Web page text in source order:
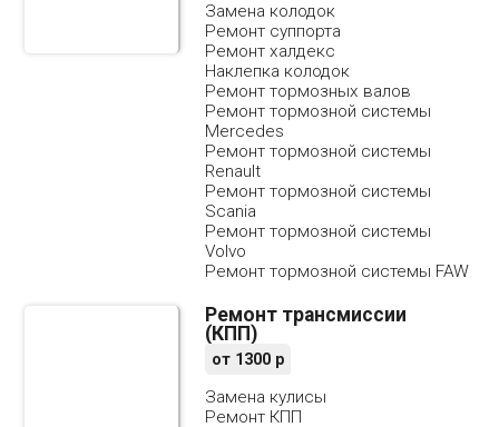
Замена колодок
Ремонт суппорта
Ремонт халдекс
Наклепка колодок
Ремонт тормозных валов
Ремонт тормозной системы
Mercedes
Ремонт тормозной системы
Renault
Ремонт тормозной системы
Scania
Ремонт тормозной системы
Volvo
Ремонт тормозной системы FAW
Ремонт трансмиссии
(КПП)
от 1300р
Замена кулисы
Ремонт КПП